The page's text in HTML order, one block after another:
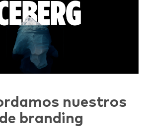
nuestros
branding